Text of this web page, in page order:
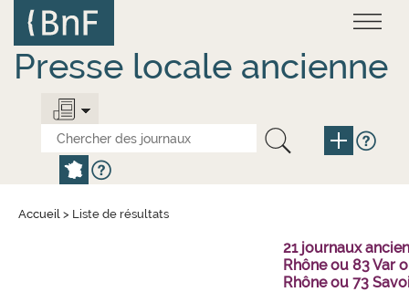
contenu
principal
Presse locale ancienne
Accueil > Liste de résultats
21 journaux
Rhône ou 83 Var
Rhône ou 73
Panneau de gestion des cookies